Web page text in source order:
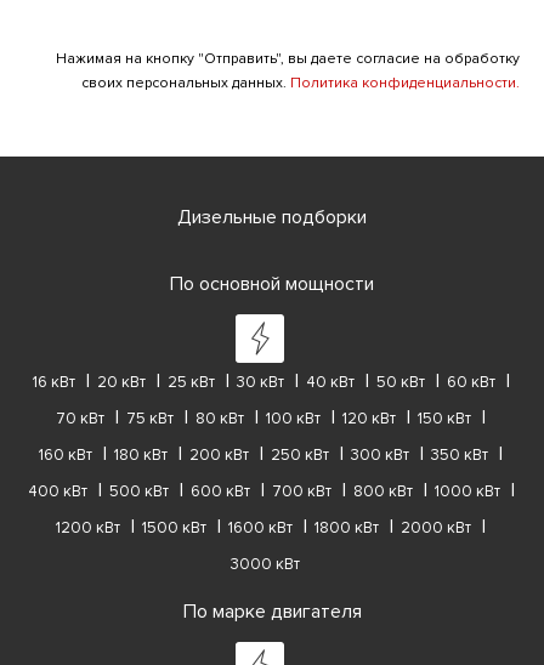
Нажимая на кнопку "Отправить", вы даете согласие на обработку
своих персональных данных. Политика конфиденциальности.
Дизельные подборки
По основной мощности
16 кВт 20 кВт 25 кВт 30 кВт 40 кВт 50 кВт
60 кВт
70 кВт
75 кВт 80 кВт 100 кВт 120 кВт
150 кВт
160 кВт
180 кВт 200 кВт 250 кВт 300 кВт
350 кВт
400 кВт
500 кВт 600 кВт 700 кВт 800 кВт
1000 кВт
1200 кВт
1500 кВт 1600 кВт 1800 кВт
2000 кВт
3000 кВт
По марке двигателя